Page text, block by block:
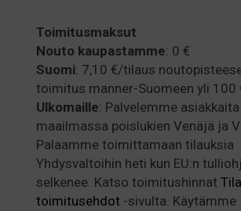
Toimitusmaksut
Nouto kaupastamme: 0 €
Suomi: 7,10 €/tilaus
toimitus manner-Suomeen yli 100
Ulkomaille: Palvelemme
maailmassa poislukien Venäjä ja
Palaamme toimittamaan tilauksia
Yhdysvaltoihin heti kun EU:n
selkenee. Katso toimitushinnat
toimitusehdot -sivulta. Käytämme